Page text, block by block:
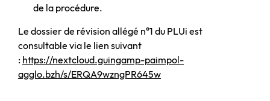
de la procédure.
Le dossier de révision allégé n°1 du PLUi est
consultable via le lien suivant
: https://nextcloud.guingamp-paimpol-
agglo.bzh/s/ERQA9wzngPR645w